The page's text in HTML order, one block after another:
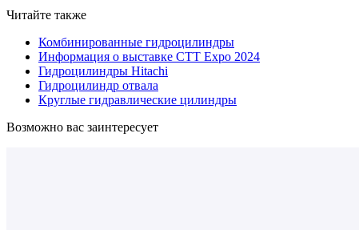
Читайте также
Комбинированные гидроцилиндры
Информация о выставке CTT Expo 2024
Гидроцилиндры Hitachi
Гидроцилиндр отвала
Круглые гидравлические цилиндры
Возможно вас заинтересует